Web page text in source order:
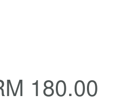
180.00